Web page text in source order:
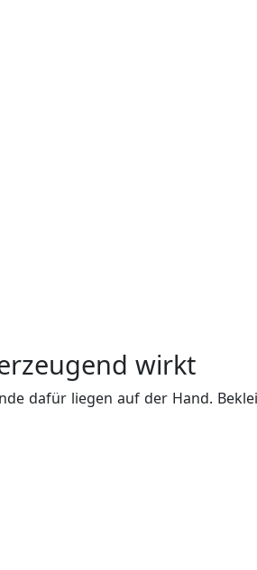
wirkt
dafür liegen auf der Hand.